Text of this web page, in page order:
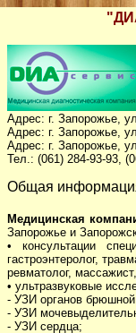
Адрес: г. Запорожье,
Адрес: г. Запорожье,
Адрес: г. Запорожье,
Тел.: (061) 284-93-93,
Общая
Медицинская
Запорожье и
• консультации
гастроэнтеролог,
ревматолог,
• ультразвуковые
- УЗИ органов
- УЗИ
- УЗИ сердца;